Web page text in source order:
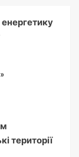
енергетику
території